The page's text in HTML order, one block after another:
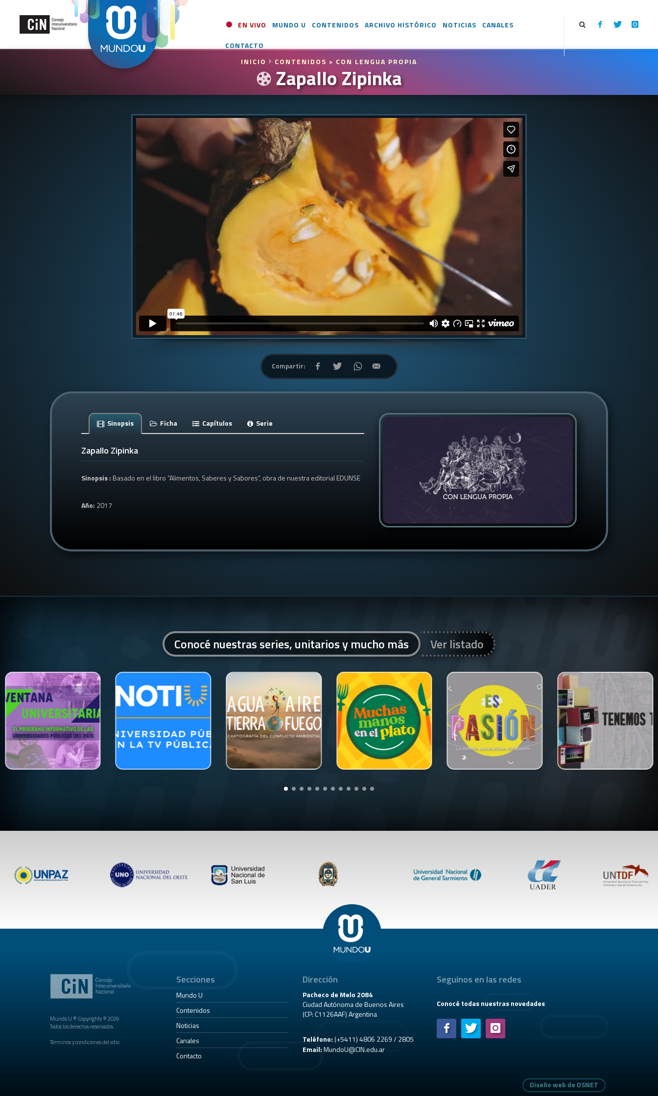
EN VIVO MUNDO U CONTENIDOS ARCHIVO HISTÓRICO NOTICIAS
CANALES
CONTACTO
INICIO
CONTENIDOS > CON LENGUA PROPIA
Zapallo Zipinka
Compartir:
Sinopsis Ficha Capítulos Serie
Zapallo Zipinka
Sinopsis : Basado en el libro “Alimentos, Saberes y Sabores”, obra de nuestra editorial EDUNSE
Año: 2017
Conocé nuestras series, unitarios y mucho más Ver listado
Mundo U ® Copyrights © 2026
Todos los derechos reservados.
Términos y condiciones del sitio
Secciones
Mundo U
Contenidos
Noticias
Canales
Contacto
Dirección
Pacheco de Melo 2084
Ciudad Autónoma de Buenos Aires
(CP: C1126AAF) Argentina
Teléfono:(+5411) 4806 2269 / 2805
Email:MundoU@CIN.edu.ar
Seguinos en las redes
Conocé todas nuestras novedades
Diseño web de DSNET